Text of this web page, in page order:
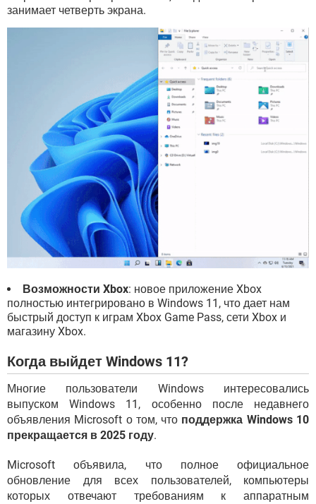
занимает четверть экрана.
Возможности Xbox: новое приложение Xbox
полностью интегрировано в Windows 11, что дает нам
быстрый доступ к играм Xbox Game Pass, сети Xbox и
магазину Xbox.
Когда выйдет Windows 11?
Многие пользователи Windows интересовались
выпуском Windows 11, особенно после недавнего
объявления Microsoft о том, что поддержка Windows 10
прекращается в 2025 году.
Microsoft объявила, что полное официальное
обновление для всех пользователей, компьютеры
которых отвечают требованиям к аппаратным